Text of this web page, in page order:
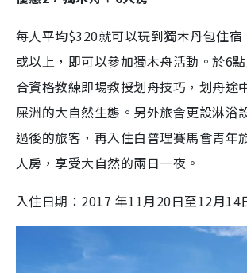
每人平均$320就可以玩到獨木丹包住宿
或以上，即可以參加獨木舟活動。於6
合資格教練即場教授划舟技巧，划舟途
屎洲的大自然生態。另外旅舍更設淋浴
過後的旅客，再入住白普理賽馬會青年
人房，享受大自然的兩日一夜。
入住日期：2017 年11月20日至12月14